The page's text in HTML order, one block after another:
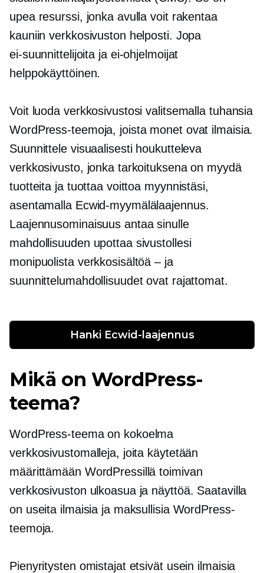
upea resurssi, jonka avulla voit rakentaa
kauniin verkkosivuston helposti. Jopa
ei-suunnittelijoita ja ei-ohjelmoijat
helppokäyttöinen.
Voit luoda verkkosivustosi valitsemalla tuhansia
WordPress-teemoja, joista monet ovat ilmaisia.
Suunnittele visuaalisesti houkutteleva
verkkosivusto, jonka tarkoituksena on myydä
tuotteita ja tuottaa voittoa myynnistäsi,
asentamalla Ecwid-myymälälaajennus.
Laajennusominaisuus antaa sinulle
mahdollisuuden upottaa sivustollesi
monipuolista verkkosisältöä – ja
suunnittelumahdollisuudet ovat rajattomat.
Hanki Ecwid-laajennus
Mikä on WordPress-
teema?
WordPress-teema on kokoelma
verkkosivustomalleja, joita käytetään
määrittämään WordPressillä toimivan
verkkosivuston ulkoasua ja näyttöä. Saatavilla
on useita ilmaisia ​​ja maksullisia WordPress-
teemoja.
Pienyritysten omistajat etsivät usein ilmaisia ​​